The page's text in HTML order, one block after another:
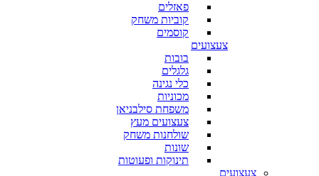
פאזלים
קוביות משחק
קוסמים
צעצועים
בובות
גלגלים
כלי נגינה
מכוניות
משפחת סילבניאן
צעצועים מעץ
שולחנות משחק
שונות
תינוקות ופעוטות
צעצועים